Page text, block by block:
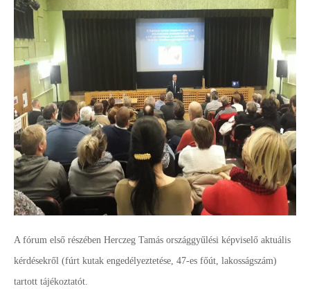
A fórum első részében Herczeg Tamás országgyűlési képviselő aktuális
kérdésekről (fúrt kutak engedélyeztetése, 47-es főút, lakosságszám)
tartott tájékoztatót.